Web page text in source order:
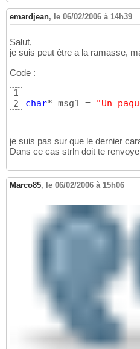
emardjean, le 06/02/2006 à 14h39
Salut,
je suis peut être a la ramasse,
Code :
1
2
char* msg1 = "Un
je suis pas sur que le dernier
Dans ce cas strln doit te
Marco85, le 06/02/2006 à 15h06